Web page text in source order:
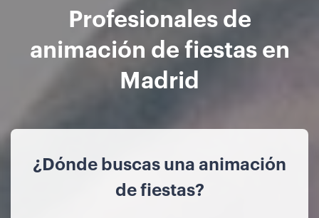
Profesionales de
animación de fiestas en
Madrid
¿Dónde buscas una animación
de fiestas?